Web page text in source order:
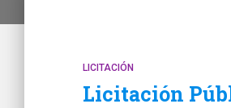
LICITACIÓN
Licitación